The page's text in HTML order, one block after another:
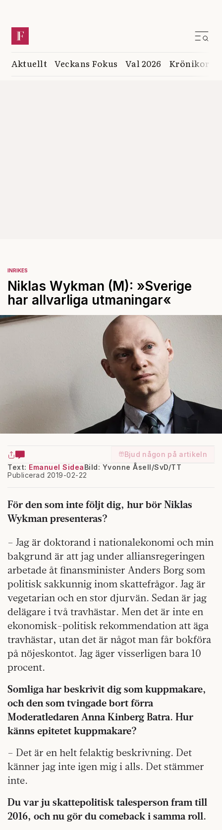
Aktuellt Veckans Fokus Val 2026 Krönikor
INRIKES
Niklas Wykman (M): »Sverige
har allvarliga utmaningar«
Bjud någon på artikeln
Text: Emanuel Sidea
Publicerad 2019-02-22
Bild: Yvonne Åsell/SvD/TT
För den som inte följt dig, hur bör Niklas
Wykman presenteras?
– Jag är doktorand i nationalekonomi och min
bakgrund är att jag under alliansregeringen
arbetade åt finansminister Anders Borg som
politisk sakkunnig inom skattefrågor. Jag är
vegetarian och en stor djurvän. Sedan är jag
delägare i två travhästar. Men det är inte en
ekonomisk-politisk rekommendation att äga
travhästar, utan det är något man får bokföra
på nöjeskontot. Jag äger visserligen bara 10
procent.
Somliga har beskrivit dig som kuppmakare,
och den som tvingade bort förra
Moderatledaren Anna Kinberg Batra. Hur
känns epitetet kuppmakare?
– Det är en helt felaktig beskrivning. Det
känner jag inte igen mig i alls. Det stämmer
inte.
Du var ju skattepolitisk talesperson fram till
2016, och nu gör du comeback i samma roll.